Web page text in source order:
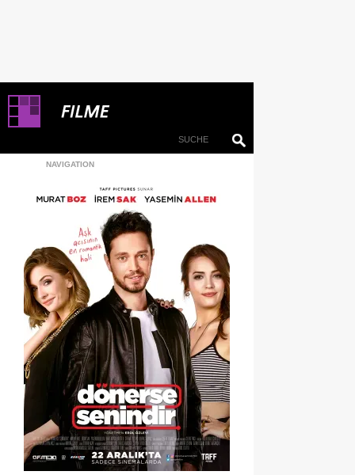
NAVIGATION